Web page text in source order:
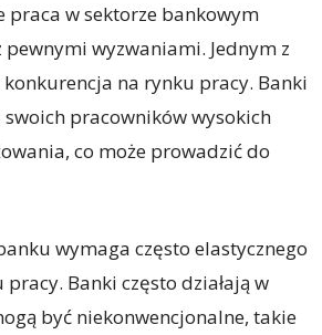
praca w sektorze bankowym
pewnymi wyzwaniami. Jednym z
na rynku pracy. Banki
swoich pracowników wysokich
co może prowadzić do
wymaga często elastycznego
Banki często działają w
być niekonwencjonalne, takie